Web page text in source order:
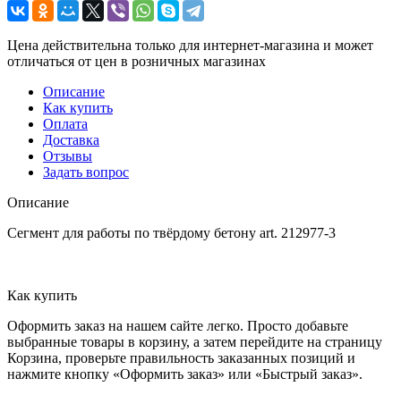
Цена действительна только для интернет-магазина и может
отличаться от цен в розничных магазинах
Описание
Как купить
Оплата
Доставка
Отзывы
Задать вопрос
Описание
Сегмент для работы по твёрдому бетону art. 212977-3
Как купить
Оформить заказ на нашем сайте легко. Просто добавьте
выбранные товары в корзину, а затем перейдите на страницу
Корзина, проверьте правильность заказанных позиций и
нажмите кнопку «Оформить заказ» или «Быстрый заказ».